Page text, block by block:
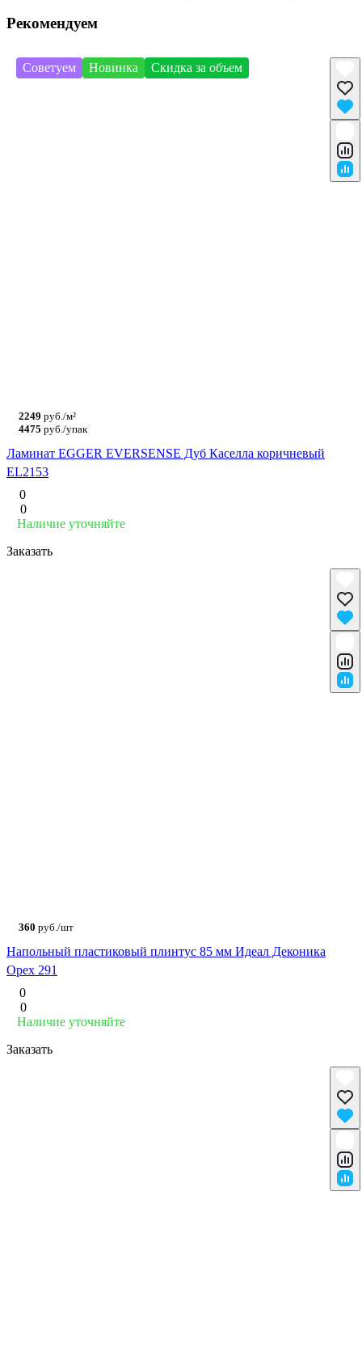
Рекомендуем
Советуем Новинка Скидка за объем
2249 руб./м²
4475 руб./упак
Ламинат EGGER EVERSENSE Дуб Каселла коричневый
EL2153
0
0
Наличие уточняйте
Заказать
360 руб./шт
Напольный пластиковый плинтус 85 мм Идеал Деконика
Орех 291
0
0
Наличие уточняйте
Заказать